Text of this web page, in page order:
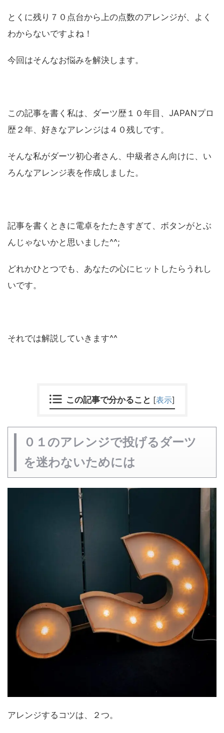
とくに残り７０点台から上の点数のアレンジが、よく
わからないですよね！
今回はそんなお悩みを解決します。
この記事を書く私は、ダーツ歴１０年目、JAPANプロ
歴２年、好きなアレンジは４０残しです。
そんな私がダーツ初心者さん、中級者さん向けに、い
ろんなアレンジ表を作成しました。
記事を書くときに電卓をたたきすぎて、ボタンがとぶ
んじゃないかと思いました^^;
どれかひとつでも、あなたの心にヒットしたらうれし
いです。
それでは解説していきます^^
この記事で分かること [表示]
０１のアレンジで投げるダーツ
を迷わないためには
アレンジするコツは、２つ。